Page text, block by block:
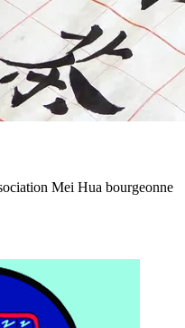
Mei Hua bourgeonne